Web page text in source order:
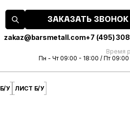
ЗАКАЗАТЬ ЗВОНОК
zakaz@barsmetall.com+7 (495)
Время
Пн - Чт 09:00 - 18:00 / Пт 09:00
У ЛИСТ Б/У